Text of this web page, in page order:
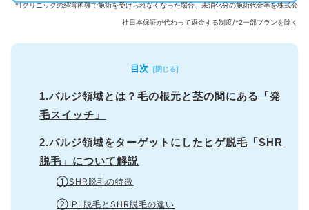
*1クリニックの経営困難で施術を受けられなくなった場合、未消化分の施術代金等を株式会
社日本保証が代わって返金する制度/*2一部プランを除く
目次
1.バルジ領域とは？毛の根元と茎の間にある「発
毛スイッチ」
2.バルジ領域をターゲットにしたヒゲ脱毛「SHR
脱毛」について解説
①SHR脱毛の特徴
②IPL脱毛とSHR脱毛の違い